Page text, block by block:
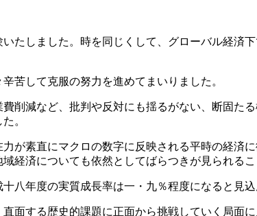
しました。時を同じくして、グローバル経済
苦して克服の努力を進めてまいりました。
減など、批判や反対にも揺るがない、断固た
。
が素直にマクロの数字に反映される平時の経済
経済についても依然としてばらつきが見られるこ
年度の実質成長率は一・九％程度になると見込
する歴史的課題に正面から挑戦していく局面に